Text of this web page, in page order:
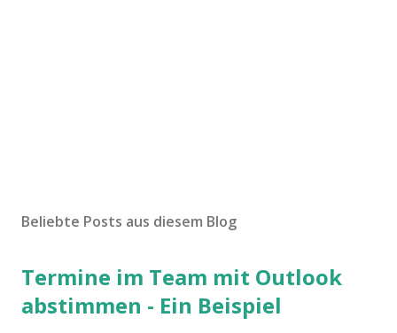
Beliebte Posts aus diesem Blog
Termine im Team mit Outlook
abstimmen - Ein Beispiel